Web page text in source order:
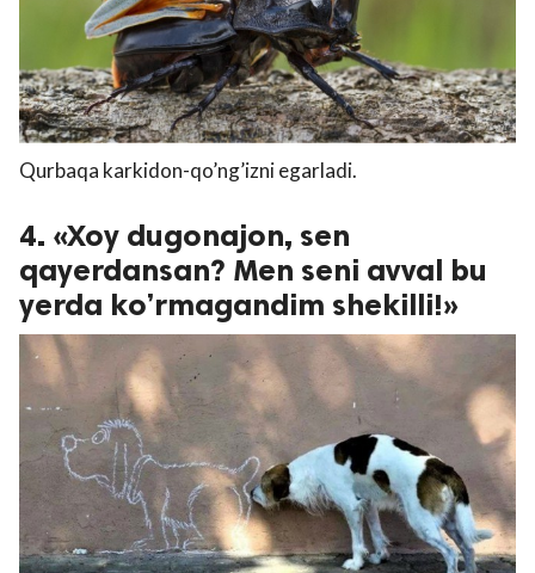
Qurbaqa karkidon-qo’ng’izni egarladi.
4. «Xoy dugonajon, sen
qayerdansan? Men seni avval bu
yerda ko’rmagandim shekilli!»